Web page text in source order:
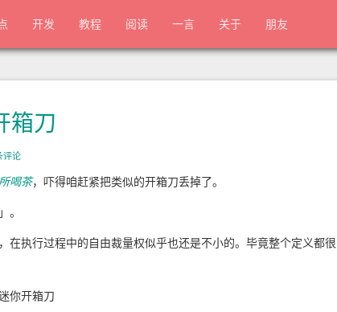
开发 教程 阅读 一言 关于 朋友
箱刀
评论
喝茶，吓得咱赶紧把类似的开箱刀丢掉了。
」。
在执行过程中的自由裁量权似乎也还是不小的。毕竟整个定义都很
你开箱刀